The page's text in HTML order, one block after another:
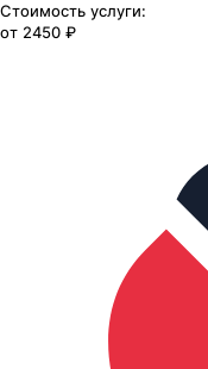
Стоимость услуги:
от 2450 ₽